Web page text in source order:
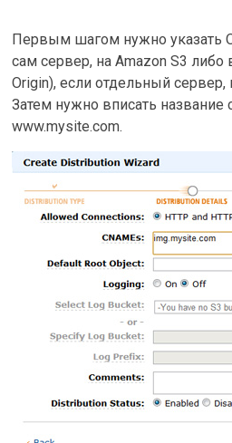
Первым шагом нужно указать
сам сервер, на Amazon S3 либо
Origin), если отдельный
Затем нужно вписать название
www.mysite.com.